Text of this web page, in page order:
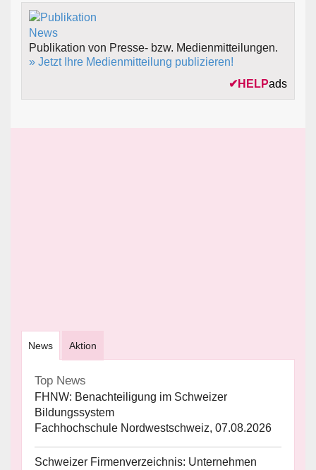
Publikation von Presse- bzw. Medienmitteilungen.
» Jetzt Ihre Medienmitteilung publizieren!
✔ HELPads
News Aktion
Top News
FHNW: Benachteiligung im Schweizer
Bildungssystem
Fachhochschule Nordwestschweiz, 07.08.2026
Schweizer Firmenverzeichnis: Unternehmen